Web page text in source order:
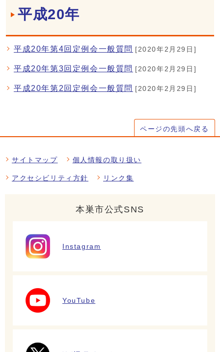
平成20年
平成20年第4回定例会一般質問 [2020年2月29日]
平成20年第3回定例会一般質問 [2020年2月29日]
平成20年第2回定例会一般質問 [2020年2月29日]
ページの先頭へ戻る
サイトマップ 個人情報の取り扱い
アクセシビリティ方針 リンク集
本巣市公式SNS
Instagram
YouTube